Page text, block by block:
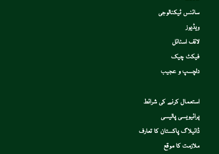
سائنس ٹیکنالوجی
ویڈیوز
لائف اسٹائل
فیکٹ چیک
دلچسپ و عجیب
استعمال کرنے کی شرائط
پرائیویسی پالیسی
ڈائیلاگ پاکستان کا تعارف
ملازمت کا موقع